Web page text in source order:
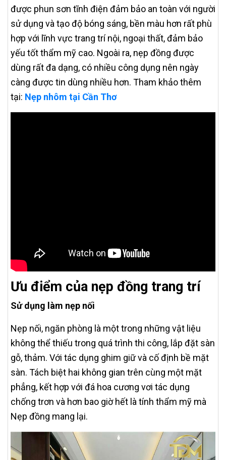
được phun sơn tĩnh điện đảm bảo an toàn với người
sử dụng và tạo độ bóng sáng, bền màu hơn rất phù
hợp với lĩnh vực trang trí nội, ngoại thất, đảm bảo
yếu tốt thẩm mỹ cao. Ngoài ra, nẹp đồng được
dùng rất đa dạng, có nhiều công dụng nên ngày
càng được tin dùng nhiều hơn. Tham khảo thêm
tại: Nẹp nhôm tại Cần Thơ
Ưu điểm của nẹp đồng trang trí
Sử dụng làm nẹp nối
Nẹp nối, ngăn phòng là một trong những vật liệu
không thể thiếu trong quá trình thi công, lắp đặt sàn
gỗ, thảm. Với tác dụng ghim giữ và cố định bề mặt
sàn. Tách biệt hai không gian trên cùng một mặt
phẳng, kết hợp với đá hoa cương vơi tác dụng
chống trơn và hơn bao giờ hết là tính thẩm mỹ mà
Nẹp đồng mang lại.